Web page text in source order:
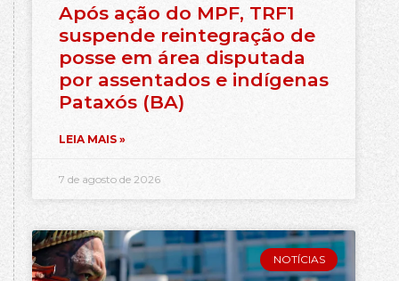
Após ação do MPF, TRF1
suspende reintegração de
posse em área disputada
por assentados e indígenas
Pataxós (BA)
LEIA MAIS »
7 de agosto de 2026
NOTÍCIAS